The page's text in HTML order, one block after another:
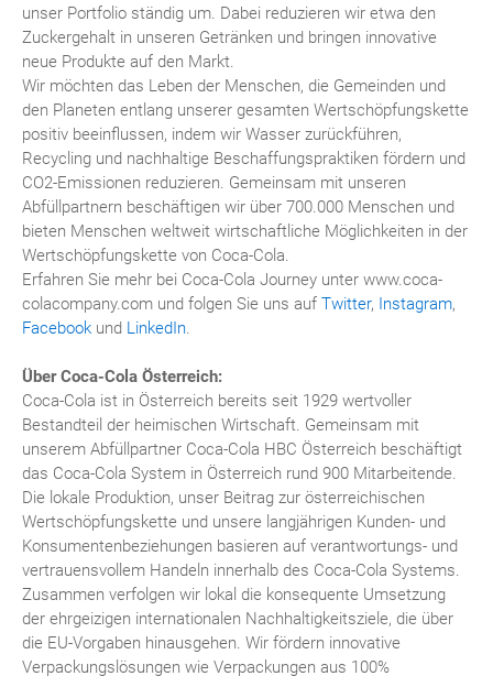
unser Portfolio ständig um. Dabei reduzieren wir etwa den
Zuckergehalt in unseren Getränken und bringen innovative
neue Produkte auf den Markt.
Wir möchten das Leben der Menschen, die Gemeinden und
den Planeten entlang unserer gesamten Wertschöpfungskette
positiv beeinflussen, indem wir Wasser zurückführen,
Recycling und nachhaltige Beschaffungspraktiken fördern und
CO2-Emissionen reduzieren. Gemeinsam mit unseren
Abfüllpartnern beschäftigen wir über 700.000 Menschen und
bieten Menschen weltweit wirtschaftliche Möglichkeiten in der
Wertschöpfungskette von Coca-Cola.
Erfahren Sie mehr bei Coca-Cola Journey unter www.coca-
colacompany.com und folgen Sie uns auf Twitter, Instagram,
Facebook und LinkedIn.
Über Coca-Cola Österreich:
Coca-Cola ist in Österreich bereits seit 1929 wertvoller
Bestandteil der heimischen Wirtschaft. Gemeinsam mit
unserem Abfüllpartner Coca-Cola HBC Österreich beschäftigt
das Coca-Cola System in Österreich rund 900 Mitarbeitende.
Die lokale Produktion, unser Beitrag zur österreichischen
Wertschöpfungskette und unsere langjährigen Kunden- und
Konsumentenbeziehungen basieren auf verantwortungs- und
vertrauensvollem Handeln innerhalb des Coca-Cola Systems.
Zusammen verfolgen wir lokal die konsequente Umsetzung
der ehrgeizigen internationalen Nachhaltigkeitsziele, die über
die EU-Vorgaben hinausgehen. Wir fördern innovative
Verpackungslösungen wie Verpackungen aus 100%